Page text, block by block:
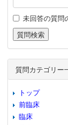
未回答の質問
質問カテゴリー
トップ
前臨床
臨床